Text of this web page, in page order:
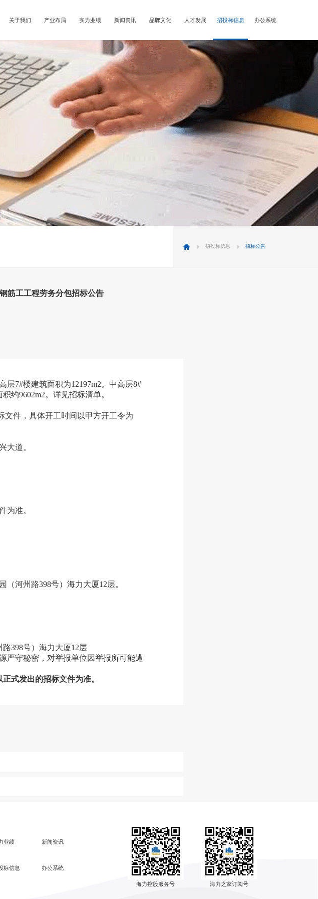
关于我们 产业布局 实力业绩 新闻资讯 品牌文化 人才发展 招投标信息 办公系统
招投标信息 招标公告
筋工工程劳务分包招标公告
层7#楼建筑面积为12197m2。中高层8#
约9602m2。详见招标清单。
文件，具体开工时间以甲方开工令为
大道。
为准。
（河州路398号）海力大厦12层。
398号）海力大厦12层
严守秘密，对举报单位因举报所可能遭
式发出的招标文件为准。
业绩 新闻资讯
标信息 办公系统
海力控股服务号 海力之家订阅号